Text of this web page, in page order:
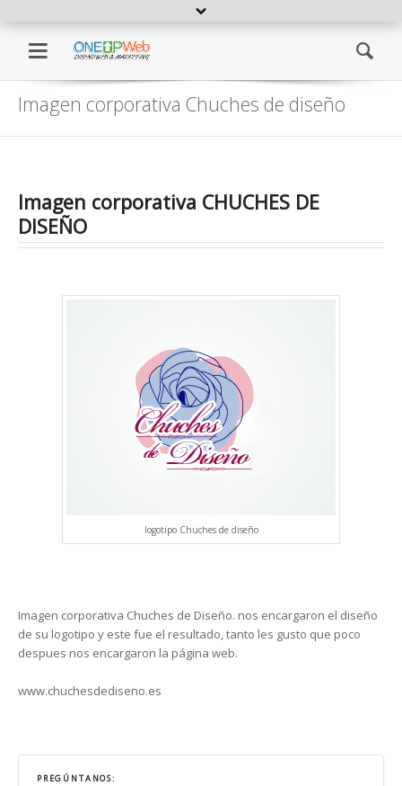
Diseño de paginas web
Diseño de paginas web y
Menu
Imagen corporativa Chuches de diseño
Imagen corporativa CHUCHES DE
DISEÑO
logotipo Chuches de diseño
Imagen corporativa Chuches de Diseño. nos encargaron el diseño
de su logotipo y este fue el resultado, tanto les gusto que poco
despues nos encargaron la página web.
www.chuchesdediseno.es
PREGÚNTANOS: